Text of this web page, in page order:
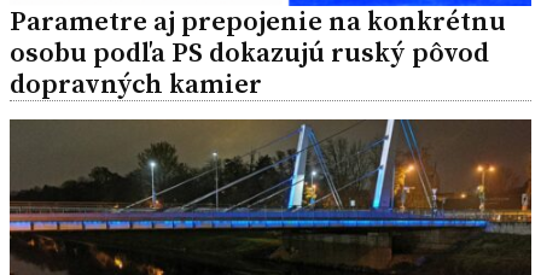
Parametre aj prepojenie na konkrétnu
osobu podľa PS dokazujú ruský pôvod
dopravných kamier